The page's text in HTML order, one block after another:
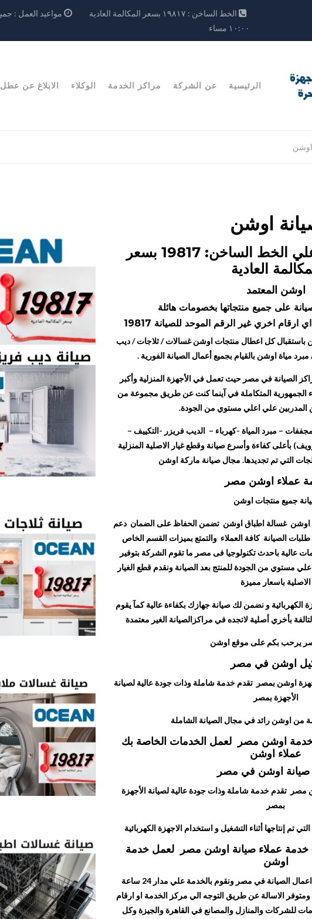
الخط الساخن : ١٩٨١٧ بسعر المكالمة العادية
١٠:٠٠ مساء
الرئيسية عن الشركة مراكز الخدمة الوكلاء الابلاغ عن عطل
اوشن
اوشن
الخط الساخن: 19817
بسعر
العادية
اوشن المعتمد
على جميع منتجاتها بخصومات هائلة
اخري غير الرقم الموحد للصيانة 19817
كل اعطال منتجات اوشن غسالات / ثلاجات / ديب
مياة اوشن بالقيام بجميع أعمال الصيانة الفورية .
الصيانة في مصر حيث تعمل في الأجهزة المنزلية وأكبر
الجمهورية المتكاملة في آينما كنت عن طريق مجموعة من
المدربين علي اعلي مستوي من الجودة.
– مبرد المياة -كهرباء – الديب فريزر -التكييف –
بأعلى كفاءة وأسرع صيانة وقطع غيار الاصلية المنزلية
التي تم تجديدها. مجال صيانة ماركة اوشن
عملاء اوشن مصر
جميع منتجات اوشن
غسالة اطباق اوشن تضمن الحفاظ على الضمان دعم
الصيانة كافة العملاء والتمتع بميزات القسم الخاص
عالية باحدث تكنولوجيا فى مصر ما تقوم الشركة بتوفير
مستوي من الجودة للمنتج بعد الصيانة ونقدم قطع الغيار
الاصلية باسعار مميزة
الكهربائية و نضمن لك صيانة جهازك بكفاءة عالية كمآ يقوم
بأخري أصلية لاتجده في مراكزالصيانة الغير معتمدة
يرحب بكم على موقع اوشن
اوشن في مصر
اوشن بمصر تقدم خدمة شاملة وذات جودة عالية لصيانة
الأجهزة بمصر
من اوشن رائد في مجال الصيانة الشاملة
خدمة اوشن مصر لعمل الخدمات الخاصة بك
عملاء اوشن
صيانة اوشن في مصر
مصر تقدم خدمة شاملة وذات جودة عالية لصيانة الأجهزة
بمصر
تم إنتاجها أثناء التشغيل و استخدام الاجهزة الكهربائية
خدمة عملاء صيانة اوشن مصر لعمل خدمة
اوشن
خدمة عملاء مميزة من الشركة لكل اعمال الصيانة في مصر ونقوم بالخدمة علي مدار 24 ساعة
الاسالة عن طريق التوجه الي مركز الخدمة او ارقام
للشركات والمنازل والمصانع في القاهرة والجيزة وكل